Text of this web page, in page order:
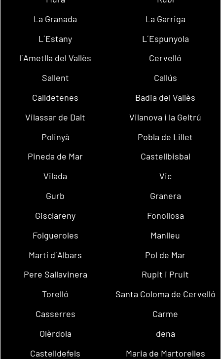
La Granada
La Garriga
L´Estany
L´Espunyola
l´Ametlla del Vallès
Cervelló
Sallent
Callús
Calldetenes
Badia del Vallès
Vilassar de Dalt
Vilanova i la Geltrú
Polinyà
Pobla de Lillet
Pineda de Mar
Castellbisbal
Vilada
Vic
Gurb
Granera
Gisclareny
Fonollosa
Folgueroles
Manlleu
Martí d´Albars
Pol de Mar
Pere Sallavinera
Rupit i Pruit
Torelló
Santa Coloma de Cervelló
Casserres
Carme
Olèrdola
dena
Castelldefels
Maria de Martorelles